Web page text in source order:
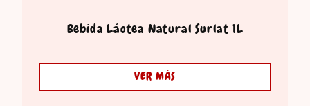
Bebida Láctea Natural Surlat 1L
VER MÁS